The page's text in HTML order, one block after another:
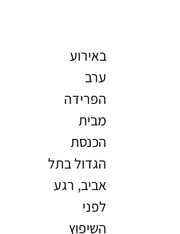
באירוע
ערב
הפרידה
מבית
הכנסת
הגדול בתל
אביב, רגע
לפני
השיפוץ